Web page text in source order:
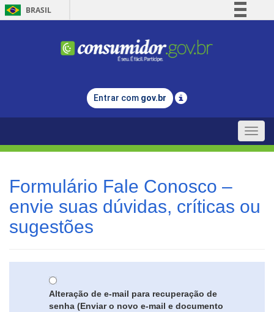
BRASIL
Comunica BR
Legislação
Entrar com gov.br
Toggle
Formulário Fale Conosco –
envie suas dúvidas, críticas ou
sugestões
Alteração de e-mail para recuperação de
senha (Enviar o novo e-mail e documento